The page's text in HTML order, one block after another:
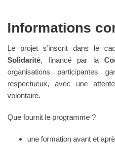
Informations
Le projet s’inscrit dans le
Solidarité, financé par la
organisations participantes
respectueux, avec une
volontaire.
Que fournit le programme ?
une formation avant et